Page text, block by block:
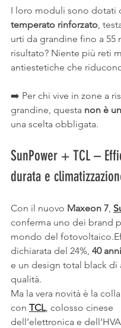
I loro moduli sono dotati
temperato rinforzato ,
urti da grandine fino a 55
risultato? Niente più reti
antiestetiche che
➡️ Per chi vive in zone a
grandine, questa non è
una scelta obbligata.
SunPower + TCL –
durata e
Con il nuovo Maxeon 7
conferma uno dei brand
mondo del
dichiarata del 24%, 40
e un design total black di
qualità.
Ma la vera novità è la
con TCL, colosso cinese
dell’elettronica e